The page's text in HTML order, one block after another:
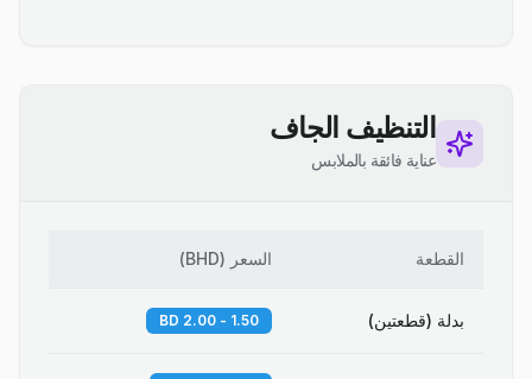
التنظيف الجاف
عناية فائقة بالملابس
القطعة السعر (
BHD
)
بدلة (قطعتين) 1.50 - 2.00 BD